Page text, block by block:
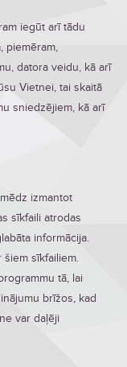
iegūt arī tādu
piemēram,
datora veidu, kā arī
Vietnei, tai skaitā
sniedzējiem, kā arī
izmantot
sīkfaili atrodas
informācija.
sīkfailiem.
tā, lai
brīžos, kad
var daļēji